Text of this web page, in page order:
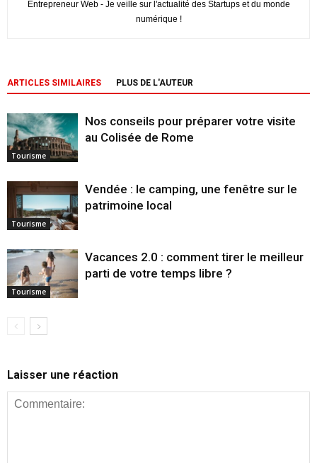
Entrepreneur Web - Je veille sur l'actualité des Startups et du monde
numérique !
ARTICLES SIMILAIRES PLUS DE L'AUTEUR
Tourisme
Nos conseils pour préparer votre visite
au Colisée de Rome
Tourisme
Vendée : le camping, une fenêtre sur le
patrimoine local
Tourisme
Vacances 2.0 : comment tirer le meilleur
parti de votre temps libre ?
Laisser une réaction